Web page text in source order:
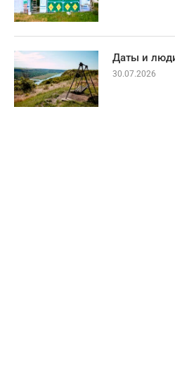
Даты и
30.07.2026